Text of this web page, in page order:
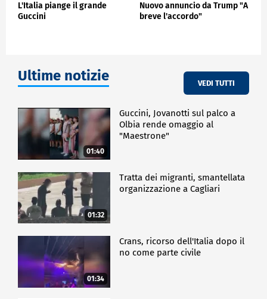
L'Italia piange il grande
Guccini
Nuovo annuncio da Trump "A
breve l'accordo"
Ultime notizie VEDI TUTTI
01:40
Guccini, Jovanotti sul palco a
Olbia rende omaggio al
"Maestrone"
01:32
Tratta dei migranti, smantellata
organizzazione a Cagliari
01:34
Crans, ricorso dell'Italia dopo il
no come parte civile